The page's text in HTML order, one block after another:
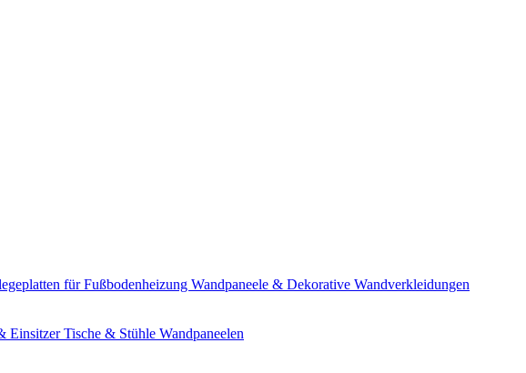
für Fußbodenheizung Wandpaneele & Dekorative Wandverkleidungen
EinsitzerTische & Stühle Wandpaneelen